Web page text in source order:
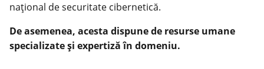
național de securitate cibernetică.
De asemenea, acesta dispune de resurse umane
specializate și expertiză în domeniu.